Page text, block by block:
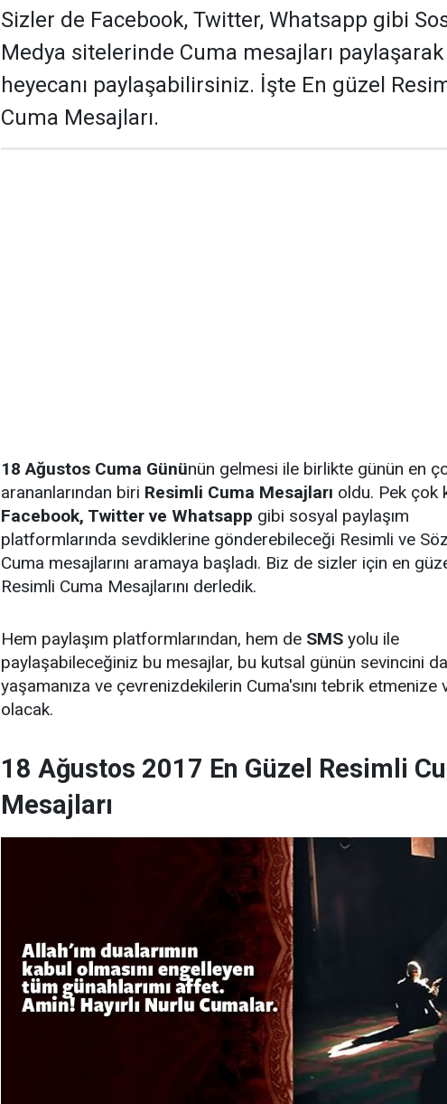
Sizler de Facebook, Twitter, Whatsapp gibi
Medya sitelerinde Cuma mesajları
heyecanı paylaşabilirsiniz. İşte En güzel
Cuma Mesajları.
18 Ağustos Cuma Gününün gelmesi ile birlikte günün en
arananlarından biri Resimli Cuma Mesajları oldu. Pek çok
Facebook, Twitter ve Whatsapp gibi sosyal paylaşım
platformlarında sevdiklerine gönderebileceği Resimli ve
Cuma mesajlarını aramaya başladı. Biz de sizler için en
Resimli Cuma Mesajlarını derledik.
Hem paylaşım platformlarından, hem de SMS yolu ile
paylaşabileceğiniz bu mesajlar, bu kutsal günün sevincini
yaşamanıza ve çevrenizdekilerin Cuma'sını tebrik etmenize
olacak.
18 Ağustos 2017 En Güzel Resimli
Mesajları